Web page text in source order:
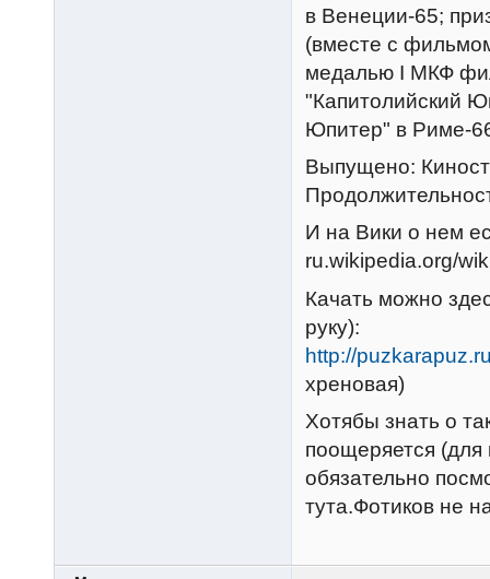
в Венеции-65;
(вместе с
медалью I МКФ
"Капитолийский
Юпитер" в Риме-
Выпущено:
И на Вики о нем
ru.wikipedia.org/
Качать можно
руку):
http://
хреновая)
Хотябы знать о
поощеряется (для
обязательно
тута.Фотиков не